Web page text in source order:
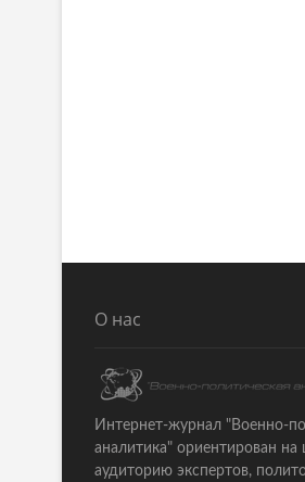
О нас
Интернет-журнал "Военно-
аналитика" ориентирован
аудиторию экспертов,